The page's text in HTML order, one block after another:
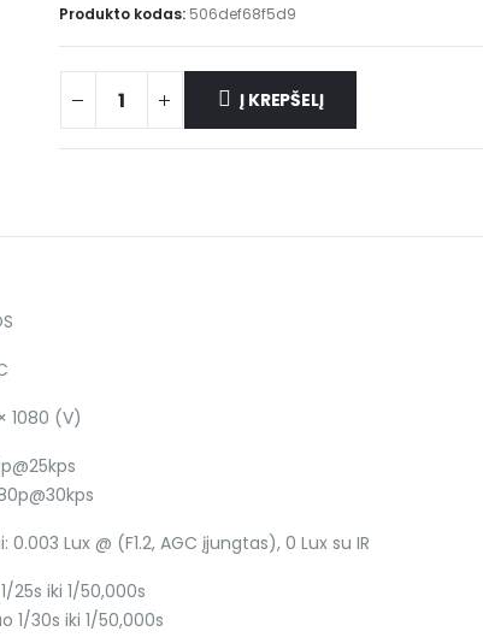
Produkto kodas: 506def68f5d9
Į KREPŠELĮ
1080 (V)
0.003 Lux @ (F1.2, AGC įjungtas), 0 Lux su IR
25s iki 1/50,000s
1/30s iki 1/50,000s